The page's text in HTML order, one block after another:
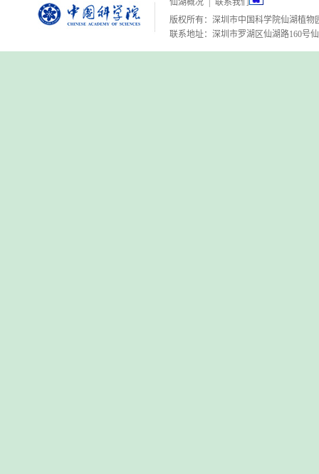
仙湖概况
联系我们
版权所有：深圳市中国科学院仙湖植物
联系地址：深圳市罗湖区仙湖路160号